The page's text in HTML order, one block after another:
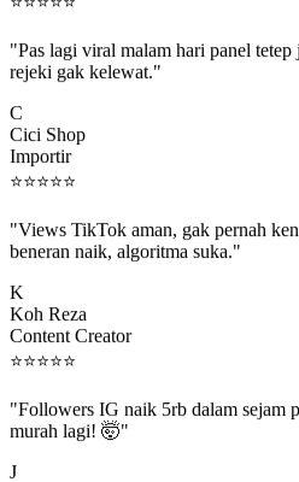
rejeki gak kelewat."
Cici Shop
Importir
⭐⭐⭐⭐⭐
beneran naik, algoritma suka."
Koh Reza
Content Creator
⭐⭐⭐⭐⭐
murah lagi! 🤯"
Juragan Fashion